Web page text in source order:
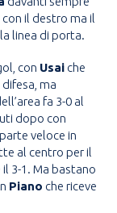
con il destro ma il
linea di porta.
con Usai che
ma
fa 3-0 al
dopo con
veloce in
al centro per il
il 3-1. Ma bastano
Piano che riceve